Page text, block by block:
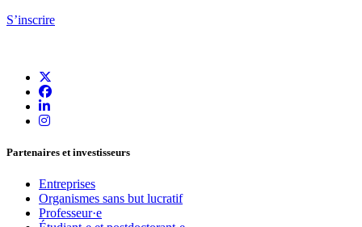
S’inscrire
Partenaires et investisseurs
Entreprises
Organismes sans but lucratif
Professeur·e